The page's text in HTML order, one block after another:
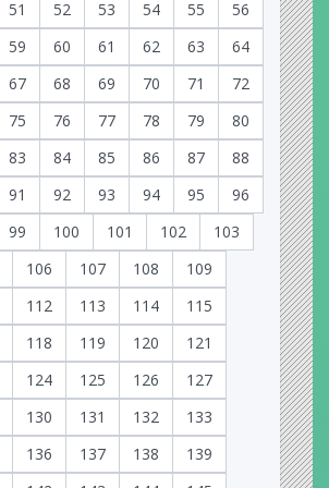
51 52 53 54 55
56
59 60 61 62 63
64
67 68 69 70 71
72
75 76 77 78 79
80
83 84 85 86 87
88
91 92 93 94 95
96
99 100 101 102
103
106 107 108
109
112 113 114
115
118 119 120
121
124 125 126
127
130 131 132
133
136 137 138
139